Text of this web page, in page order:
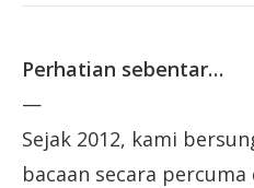
Perhatian sebentar…
—
Sejak 2012, kami
bacaan secara